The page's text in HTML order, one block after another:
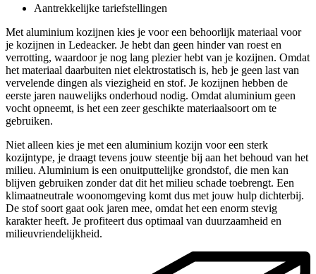
Aantrekkelijke tariefstellingen
Met aluminium kozijnen kies je voor een behoorlijk materiaal voor
je kozijnen in Ledeacker. Je hebt dan geen hinder van roest en
verrotting, waardoor je nog lang plezier hebt van je kozijnen. Omdat
het materiaal daarbuiten niet elektrostatisch is, heb je geen last van
vervelende dingen als viezigheid en stof. Je kozijnen hebben de
eerste jaren nauwelijks onderhoud nodig. Omdat aluminium geen
vocht opneemt, is het een zeer geschikte materiaalsoort om te
gebruiken.
Niet alleen kies je met een aluminium kozijn voor een sterk
kozijntype, je draagt tevens jouw steentje bij aan het behoud van het
milieu. Aluminium is een onuitputtelijke grondstof, die men kan
blijven gebruiken zonder dat dit het milieu schade toebrengt. Een
klimaatneutrale woonomgeving komt dus met jouw hulp dichterbij.
De stof soort gaat ook jaren mee, omdat het een enorm stevig
karakter heeft. Je profiteert dus optimaal van duurzaamheid en
milieuvriendelijkheid.